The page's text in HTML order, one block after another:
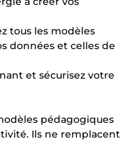
tous les modèles
données et celles de
et sécurisez votre
pédagogiques
Ils ne remplacent